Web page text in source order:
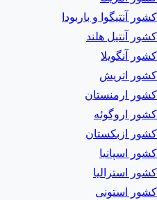
کشور آنتیگوا و باربودا
کشور آنتیل هلند
کشور آنگویلا
کشور اتریش
کشور ارمنستان
کشور اروگوئه
کشور ازبکستان
کشور اسپانیا
کشور استرالیا
کشور استونی